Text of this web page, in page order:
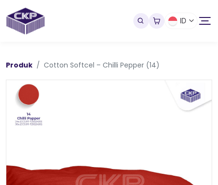
ID
Produk Cotton Softcel – Chilli Pepper (14)